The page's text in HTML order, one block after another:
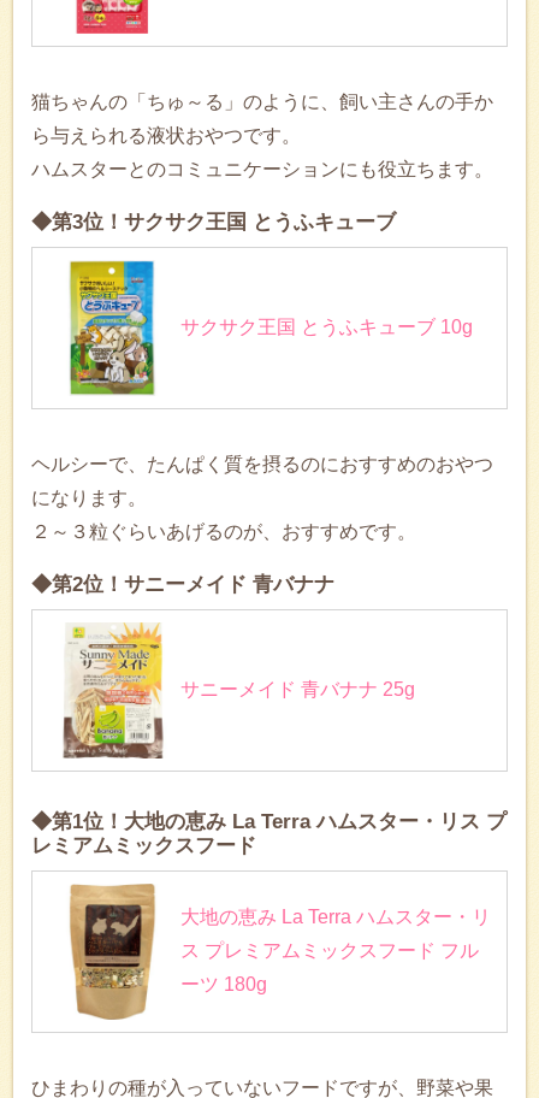
猫ちゃんの「ちゅ～る」のように、飼い主さんの手か
ら与えられる液状おやつです。
ハムスターとのコミュニケーションにも役立ちます。
◆第3位！サクサク王国 とうふキューブ
サクサク王国 とうふキューブ 10g
ヘルシーで、たんぱく質を摂るのにおすすめのおやつ
になります。
２～３粒ぐらいあげるのが、おすすめです。
◆第2位！サニーメイド 青バナナ
サニーメイド 青バナナ 25g
◆第1位！大地の恵み La Terra ハムスター・リス プ
レミアムミックスフード
大地の恵み La Terra ハムスター・リ
ス プレミアムミックスフード フル
ーツ 180g
ひまわりの種が入っていないフードですが、野菜や果